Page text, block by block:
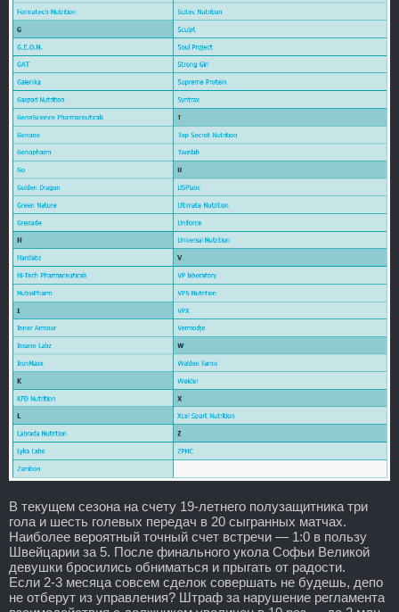
В текущем сезона на счету 19-летнего полузащитника три
гола и шесть голевых передач в 20 сыгранных матчах.
Наиболее вероятный точный счет встречи — 1:0 в пользу
Швейцарии за 5. После финального укола Софьи Великой
девушки бросились обниматься и прыгать от радости.
Если 2-3 месяца совсем сделок совершать не будешь, депо
не отберут из управления? Штраф за нарушение регламента